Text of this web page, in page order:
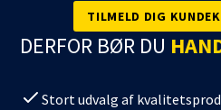
TILMELD DIG
DERFOR BØR DU
Stort udvalg af